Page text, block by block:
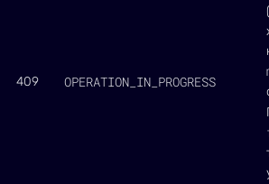
409 OPERATION_IN_PROGRESS